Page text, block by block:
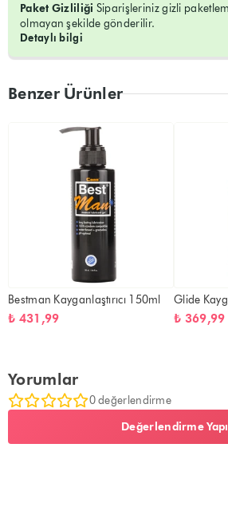
Paket Gizliliği Siparişleriniz gizli
olmayan şekilde gönderilir.
Detaylı bilgi
Benzer Ürünler
Bestman Kayganlaştırıcı 150ml
₺ 431,99
Glide
₺ 369,99
Yorumlar
0 değerlendirme
Değerlendirme